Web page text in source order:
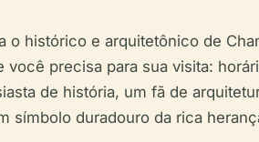
o histórico e arquitetônico de
você precisa para sua visita:
de história, um fã de
símbolo duradouro da rica